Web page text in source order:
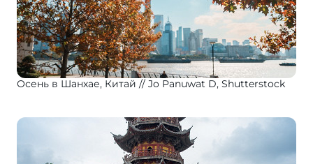
Осень в Шанхае, Китай Jo Panuwat D, Shutterstock